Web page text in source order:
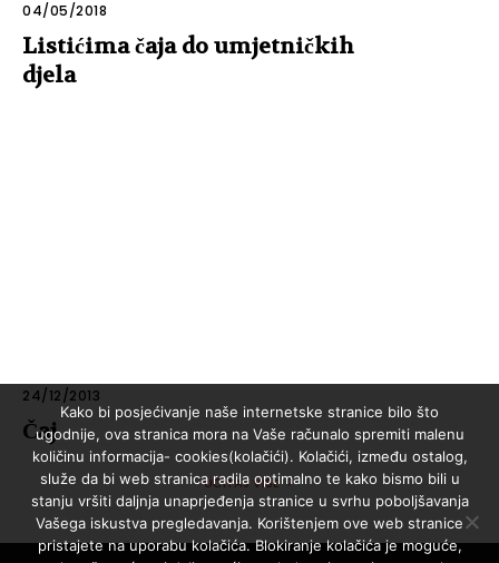
04/05/2018
Listićima čaja do umjetničkih
djela
24/12/2013
Čaj
UČITAJ VIŠE
Kako bi posjećivanje naše internetske stranice bilo što
ugodnije, ova stranica mora na Vaše računalo spremiti malenu
količinu informacija- cookies(kolačići). Kolačići, između ostalog,
služe da bi web stranica radila optimalno te kako bismo bili u
stanju vršiti daljnja unaprjeđenja stranice u svrhu poboljšavanja
Vašega iskustva pregledavanja. Korištenjem ove web stranice
pristajete na uporabu kolačića. Blokiranje kolačića je moguće,